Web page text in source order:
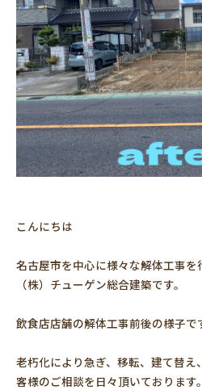
こんにちは
名古屋市を中心に様々な解体工事を
（株）チューゲン総合建築です。
飲食店店舗の解体工事前後の様子で
老朽化により急ぎ、移転、建て替
客様のご相談を日々頂いております。